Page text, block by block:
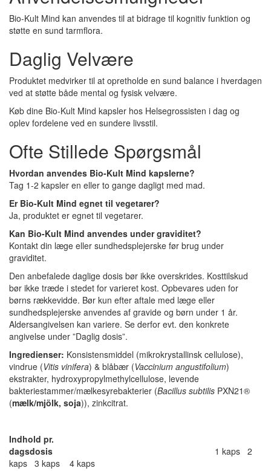
Bio-Kult Mind kan anvendes til at bidrage til kognitiv funktion og
støtte en sund tarmflora.
Daglig Velvære
Produktet medvirker til at opretholde en sund balance i hverdagen
ved at støtte både mental og fysisk velvære.
Køb dine Bio-Kult Mind kapsler hos Helsegrossisten i dag og
oplev fordelene ved en sundere livsstil.
Ofte Stillede Spørgsmål
Hvordan anvendes Bio-Kult Mind kapslerne?
Tag 1-2 kapsler en eller to gange dagligt med mad.
Er Bio-Kult Mind egnet til vegetarer?
Ja, produktet er egnet til vegetarer.
Kan Bio-Kult Mind anvendes under graviditet?
Kontakt din læge eller sundhedsplejerske før brug under
graviditet.
Den anbefalede daglige dosis bør ikke overskrides. Kosttilskud
bør ikke træde i stedet for varieret kost. Opbevares uden for
børns rækkevidde. Bør kun efter aftale med læge eller
sundhedsplejerske anvendes af gravide og børn under 1 år.
Aldersangivelsen kan variere. Se derfor evt. den konkrete
angivelse under ”Daglig dosis”.
Ingredienser: Konsistensmiddel (mikrokrystallinsk cellulose),
vindrue (Vitis vinifera) & blåbær (Vaccinium angustifolium)
ekstrakter, hydroxypropylmethylcellulose, levende
bakteriestammer/mælkesyrebakterier (Bacillus subtilis PXN21®
(mælk/mjölk, soja)), zinkcitrat.
Indhold pr.
dagsdosis 1 kaps 2
kaps 3 kaps 4 kaps